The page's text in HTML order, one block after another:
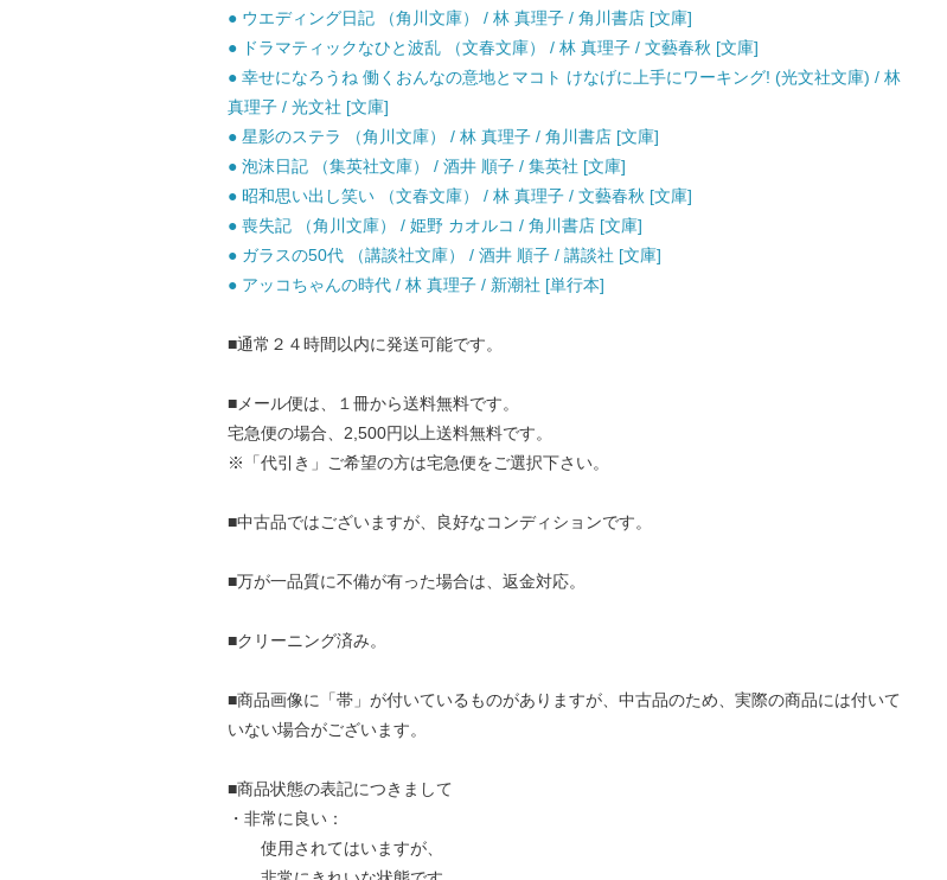
● ウエディング日記 （角川文庫） / 林 真理子 / 角川書店 [文庫]
● ドラマティックなひと波乱 （文春文庫） / 林 真理子 / 文藝春秋 [文庫]
● 幸せになろうね 働くおんなの意地とマコト けなげに上手にワーキング! (光文社文庫) / 林
真理子 / 光文社 [文庫]
● 星影のステラ （角川文庫） / 林 真理子 / 角川書店 [文庫]
● 泡沫日記 （集英社文庫） / 酒井 順子 / 集英社 [文庫]
● 昭和思い出し笑い （文春文庫） / 林 真理子 / 文藝春秋 [文庫]
● 喪失記 （角川文庫） / 姫野 カオルコ / 角川書店 [文庫]
● ガラスの50代 （講談社文庫） / 酒井 順子 / 講談社 [文庫]
● アッコちゃんの時代 / 林 真理子 / 新潮社 [単行本]
■通常２４時間以内に発送可能です。
■メール便は、１冊から送料無料です。
宅急便の場合、2,500円以上送料無料です。
※「代引き」ご希望の方は宅急便をご選択下さい。
■中古品ではございますが、良好なコンディションです。
■万が一品質に不備が有った場合は、返金対応。
■クリーニング済み。
■商品画像に「帯」が付いているものがありますが、中古品のため、実際の商品には付いて
いない場合がございます。
■商品状態の表記につきまして
・非常に良い：
使用されてはいますが、